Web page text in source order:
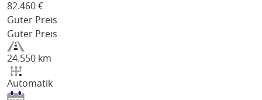
82.460 €
Guter Preis
Guter Preis
24.550 km
Automatik